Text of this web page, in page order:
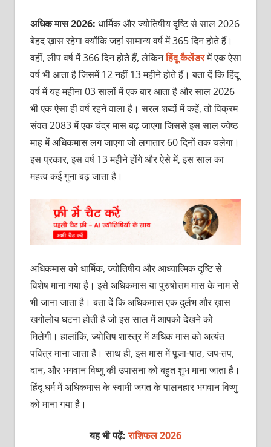
अधिक मास 2026: धार्मिक और ज्योतिषीय दृष्टि से साल 2026
बेहद ख़ास रहेगा क्योंकि जहां सामान्य वर्ष में 365 दिन होते हैं।
वहीं, लीप वर्ष में 366 दिन होते हैं, लेकिनहिंदू कैलेंडरमें एक ऐसा
वर्ष भी आता है जिसमें 12 नहीं 13 महीने होते हैं। बता दें कि हिंदू
वर्ष में यह महीना 03 सालों में एक बार आता है और साल 2026
भी एक ऐसा ही वर्ष रहने वाला है। सरल शब्दों में कहें, तो विक्रम
संवत 2083 में एक चंद्र मास बढ़ जाएगा जिससे इस साल ज्येष्ठ
माह में अधिकमास लग जाएगा जो लगातार 60 दिनों तक चलेगा।
इस प्रकार, इस वर्ष 13 महीने होंगे और ऐसे में, इस साल का
महत्व कई गुना बढ़ जाता है।
अधिकमास को धार्मिक, ज्योतिषीय और आध्यात्मिक दृष्टि से
विशेष माना गया है। इसे अधिकमास या पुरुषोत्तम मास के नाम से
भी जाना जाता है। बता दें कि अधिकमास एक दुर्लभ और ख़ास
खगोलोय घटना होती है जो इस साल में आपको देखने को
मिलेगी। हालांकि, ज्योतिष शास्त्र में अधिक मास को अत्यंत
पवित्र माना जाता है। साथ ही, इस मास में पूजा-पाठ, जप-तप,
दान, और भगवान विष्णु की उपासना को बहुत शुभ माना जाता है।
हिंदू धर्म में अधिकमास के स्वामी जगत के पालनहार भगवान विष्णु
को माना गया है।
यह भी पढ़ें:राशिफल 2026